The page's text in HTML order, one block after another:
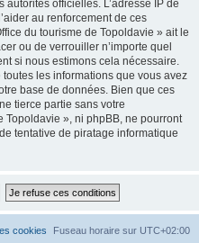
autorités officielles. L’adresse IP de
au renforcement de ces
du tourisme de Topoldavie » ait le
ou de verrouiller n’importe quel
si nous estimons cela nécessaire.
toutes les informations que vous avez
base de données. Bien que ces
tierce partie sans votre
Topoldavie », ni phpBB, ne pourront
tentative de piratage informatique
Fuseau horaire sur UTC+02:00
cookies